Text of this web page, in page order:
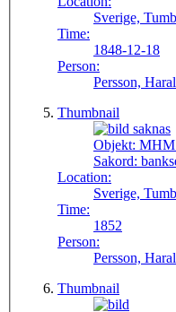
Sverige,
Time:
1848-12-18
Person:
Persson,
Thumbnail
Objekt: MHM
Sakord:
Location:
Sverige,
Time:
1852
Person:
Persson,
Thumbnail